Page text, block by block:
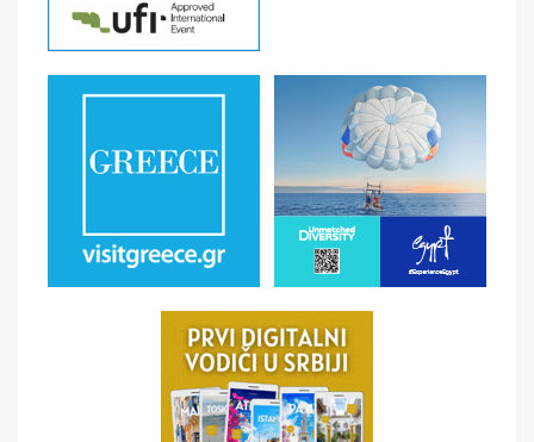
10. dan (ponedeljak 29. jun / 20. jul / 10. avgust / 31.
Doručak. Odjava iz hotela u 8h. Odlazak iz Katanije.
Preko Mesine i Mesinskog moreuza se upućujemo ka
BARIJU. Po dolasku u grad sledi pešačko razgledanje sa
vodičem: Katedrale Sv. Sabinija smeštna na trgu
Odegitria, romanička bazilika Sv. Nikole, centralno mesto
hodočašća koja čuva mošti ovog sveca. Sledi odlazak do
Normanskog zamka Svevo iz 12. veka pod normanskim
kraljem Rogerom II i šetnja kroz stari grad - Bari Vecchia.
Slobodno vreme do polaska ka mestu ukrcaja na feribot
za Drač (oko 20h). Za putnike koji su odabrali opciju
doplate za kabiski smeštaj, sledi smeštaj u kabine.
Isplovljavanje po redu plovidbe u ranim večernjim satima.
Noćna plovidba Jadranskim morem.